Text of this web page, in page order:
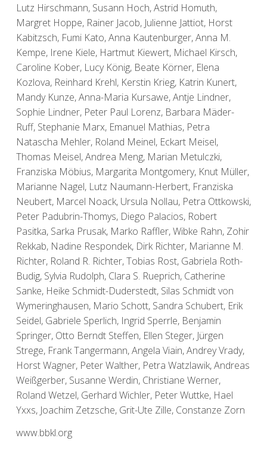
Lutz Hirschmann, Susann Hoch, Astrid Homuth,
Margret Hoppe, Rainer Jacob, Julienne Jattiot, Horst
Kabitzsch, Fumi Kato, Anna Kautenburger, Anna M.
Kempe, Irene Kiele, Hartmut Kiewert, Michael Kirsch,
Caroline Kober, Lucy König, Beate Körner, Elena
Kozlova, Reinhard Krehl, Kerstin Krieg, Katrin Kunert,
Mandy Kunze, Anna-Maria Kursawe, Antje Lindner,
Sophie Lindner, Peter Paul Lorenz, Barbara Mäder-
Ruff, Stephanie Marx, Emanuel Mathias, Petra
Natascha Mehler, Roland Meinel, Eckart Meisel,
Thomas Meisel, Andrea Meng, Marian Metulczki,
Franziska Möbius, Margarita Montgomery, Knut Müller,
Marianne Nagel, Lutz Naumann-Herbert, Franziska
Neubert, Marcel Noack, Ursula Nollau, Petra Ottkowski,
Peter Padubrin-Thomys, Diego Palacios, Robert
Pasitka, Sarka Prusak, Marko Raffler, Wibke Rahn, Zohir
Rekkab, Nadine Respondek, Dirk Richter, Marianne M.
Richter, Roland R. Richter, Tobias Rost, Gabriela Roth-
Budig, Sylvia Rudolph, Clara S. Rueprich, Catherine
Sanke, Heike Schmidt-Duderstedt, Silas Schmidt von
Wymeringhausen, Mario Schott, Sandra Schubert, Erik
Seidel, Gabriele Sperlich, Ingrid Sperrle, Benjamin
Springer, Otto Berndt Steffen, Ellen Steger, Jürgen
Strege, Frank Tangermann, Angela Viain, Andrey Vrady,
Horst Wagner, Peter Walther, Petra Watzlawik, Andreas
Weißgerber, Susanne Werdin, Christiane Werner,
Roland Wetzel, Gerhard Wichler, Peter Wuttke, Hael
Yxxs, Joachim Zetzsche, Grit-Ute Zille, Constanze Zorn
www.bbkl.org